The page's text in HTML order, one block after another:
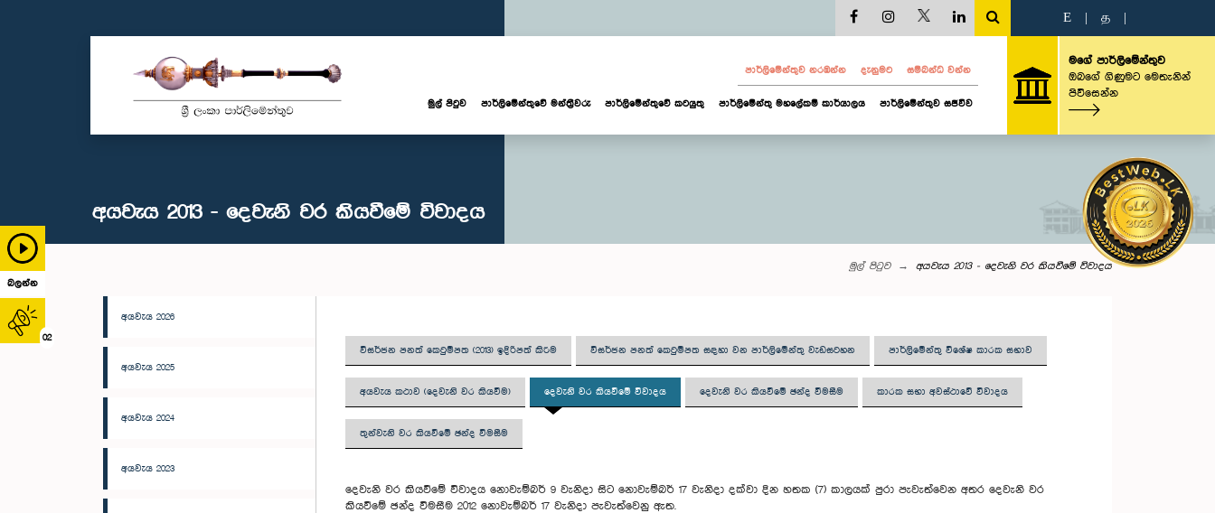
බලන්න
02
E த
පාර්ලි‌මේන්තුව නරඹන්න දැනුමට සම්බන්ධ වන්න
මුල් පිටුව පාර්ලි‌මේන්තුවේ මන්ත්‍රීවරු පාර්ලිමේන්තුවේ කටයුතු පාර්ලිමේන්තු මහලේකම් කාර්යාලය පාර්ලිමේන්තුව සජීවීව
මගේ පාර්ලිමේන්තුව
ඔබගේ ගිණුමට මෙතැනින්
පිවිසෙන්න
අයවැය 2013 - දෙවැනි වර කියවීමේ විවාදය
මුල් පිටුව අයවැය 2013 - දෙවැනි වර කියවීමේ විවාදය
අයවැය 2026
අයවැය 2025
අයවැය 2024
අයවැය 2023
විසර්ජන පනත් කෙටුම්පත (2013) ඉදිරිපත් කිරීම විසර්ජන පනත් කෙටුම්පත සඳහා වන පාර්ලිමේන්තු වැඩසටහන පාර්ලිමේන්තු විශේෂ කාරක සභාව
අයවැය කථාව (දෙවැනි වර කියවීම) දෙවැනි වර කියවීමේ විවාදය දෙවැනි වර කියවීමේ ඡන්ද වීමසීම කාරක සභා අවස්ථාවේ විවාදය
තුන්වැනි වර කියවීමේ ඡන්ද විමසීම
දෙවැනි වර කියවීමේ විවාදය නොවැම්බර් 9 වැනිදා සිට නොවැම්බර් 17 වැනිදා දක්වා දින හතක (7) කාලයක් පුරා පැවැත්වෙන අතර දෙවැනි වර
කියවීමේ ඡන්ද විමසීම 2012 නොවැම්බර් 17 වැනිදා පැවැත්වෙනු ඇත.